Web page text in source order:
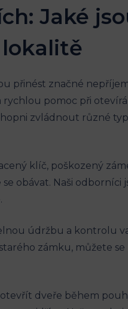
Jaké
přinést značné
pomoc při
zvládnout různé
klíč, poškozený
obávat. Naši
údržbu a kontrolu
zámku, můžete
⁤dveře během